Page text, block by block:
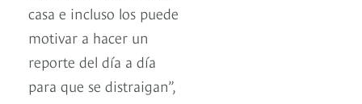
casa e incluso los puede
motivar a hacer un
reporte del día a día
para que se distraigan”,